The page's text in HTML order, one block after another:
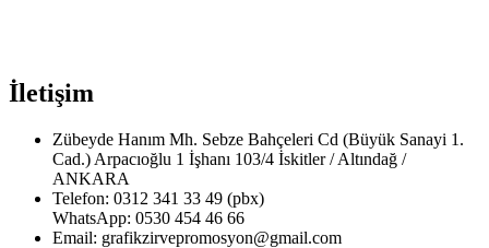
İletişim
Zübeyde Hanım Mh. Sebze Bahçeleri Cd (Büyük Sanayi 1.
Cad.) Arpacıoğlu 1 İşhanı 103/4 İskitler / Altındağ /
ANKARA
Telefon: 0312 341 33 49 (pbx)
WhatsApp: 0530 454 46 66
Email: grafikzirvepromosyon@gmail.com